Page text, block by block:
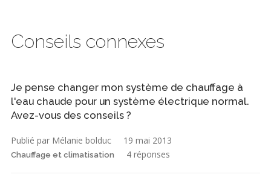
Conseils connexes
Je pense changer mon système de chauffage à
l'eau chaude pour un système électrique normal.
Avez-vous des conseils ?
Publié par Mélanie bolduc 19 mai 2013
Chauffage et climatisation 4 réponses